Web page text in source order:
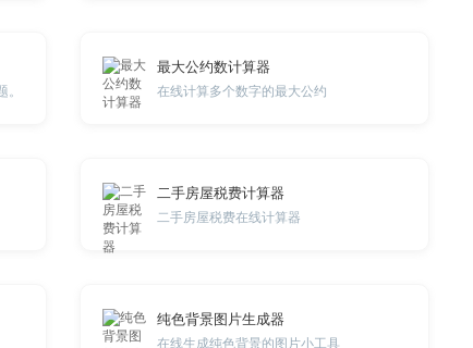
最大公约数计算器
在线计算多个数字的最大公约
二手房屋税费计算器
二手房屋税费在线计算器
纯色背景图片生成器
在线生成纯色背景的图片小工具